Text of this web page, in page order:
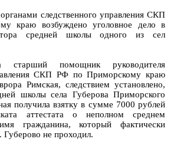
следственного управления СКП
краю возбуждено уголовное дело в
средней школы одного из сел
старший помощник руководителя
СКП РФ по Приморскому краю
Римская, следствием установлено,
школы села Губерова Приморского
получила взятку в сумме 7000 рублей
аттестата о неполном среднем
гражданина, который фактически
Губерово не проходил.